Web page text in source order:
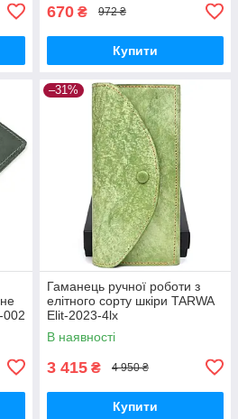
670 ₴ 972 ₴
Купити
002
–31%
Гаманець ручної роботи з
елітного сорту шкіри TARWA
Elit-2023-4lx
В наявності
3 415 ₴ 4 950 ₴
Купити